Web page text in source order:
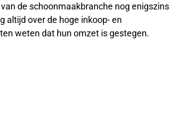
de schoonmaakbranche nog enigszins
altijd over de hoge inkoop- en
weten dat hun omzet is gestegen.